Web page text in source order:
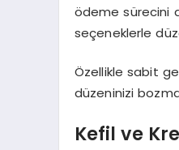
ödeme sürecini
seçeneklerle
Özellikle sabit
düzeninizi
Kefil ve